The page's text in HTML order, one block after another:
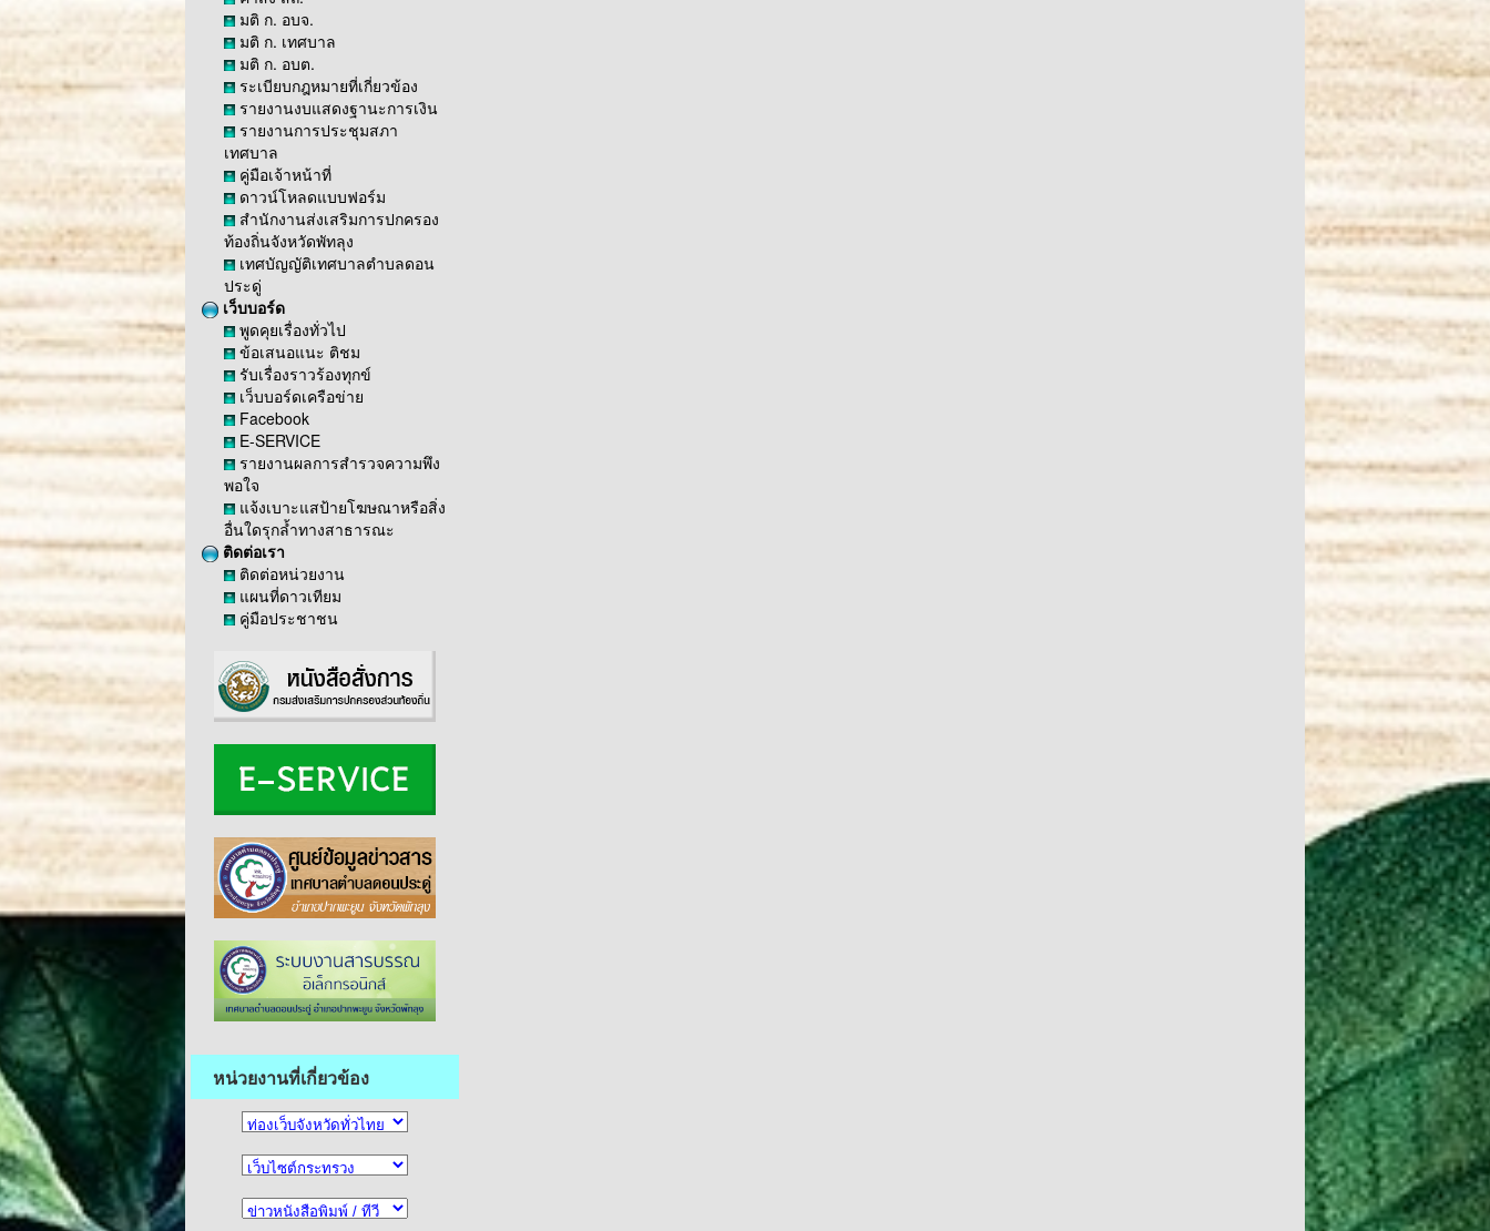
มติ ก. อบจ.
มติ ก. เทศบาล
มติ ก. อบต.
ระเบียบกฎหมายที่เกี่ยวข้อง
รายงานงบแสดงฐานะการเงิน
รายงานการประชุมสภา
เทศบาล
คู่มือเจ้าหน้าที่
ดาวน์โหลดแบบฟอร์ม
สำนักงานส่งเสริมการปกครอง
ท้องถิ่นจังหวัดพัทลุง
เทศบัญญัติเทศบาลตำบลดอน
ประดู่
เว็บบอร์ด
พูดคุยเรื่องทั่วไป
ข้อเสนอแนะ ติชม
รับเรื่องราวร้องทุกข์
เว็บบอร์ดเครือข่าย
Facebook
E-SERVICE
รายงานผลการสำรวจความพึง
พอใจ
แจ้งเบาะแสป้ายโฆษณาหรือสิ่ง
อื่นใดรุกล้ำทางสาธารณะ
ติดต่อเรา
ติดต่อหน่วยงาน
แผนที่ดาวเทียม
คู่มือประชาชน
หน่วยงานที่เกี่ยวข้อง